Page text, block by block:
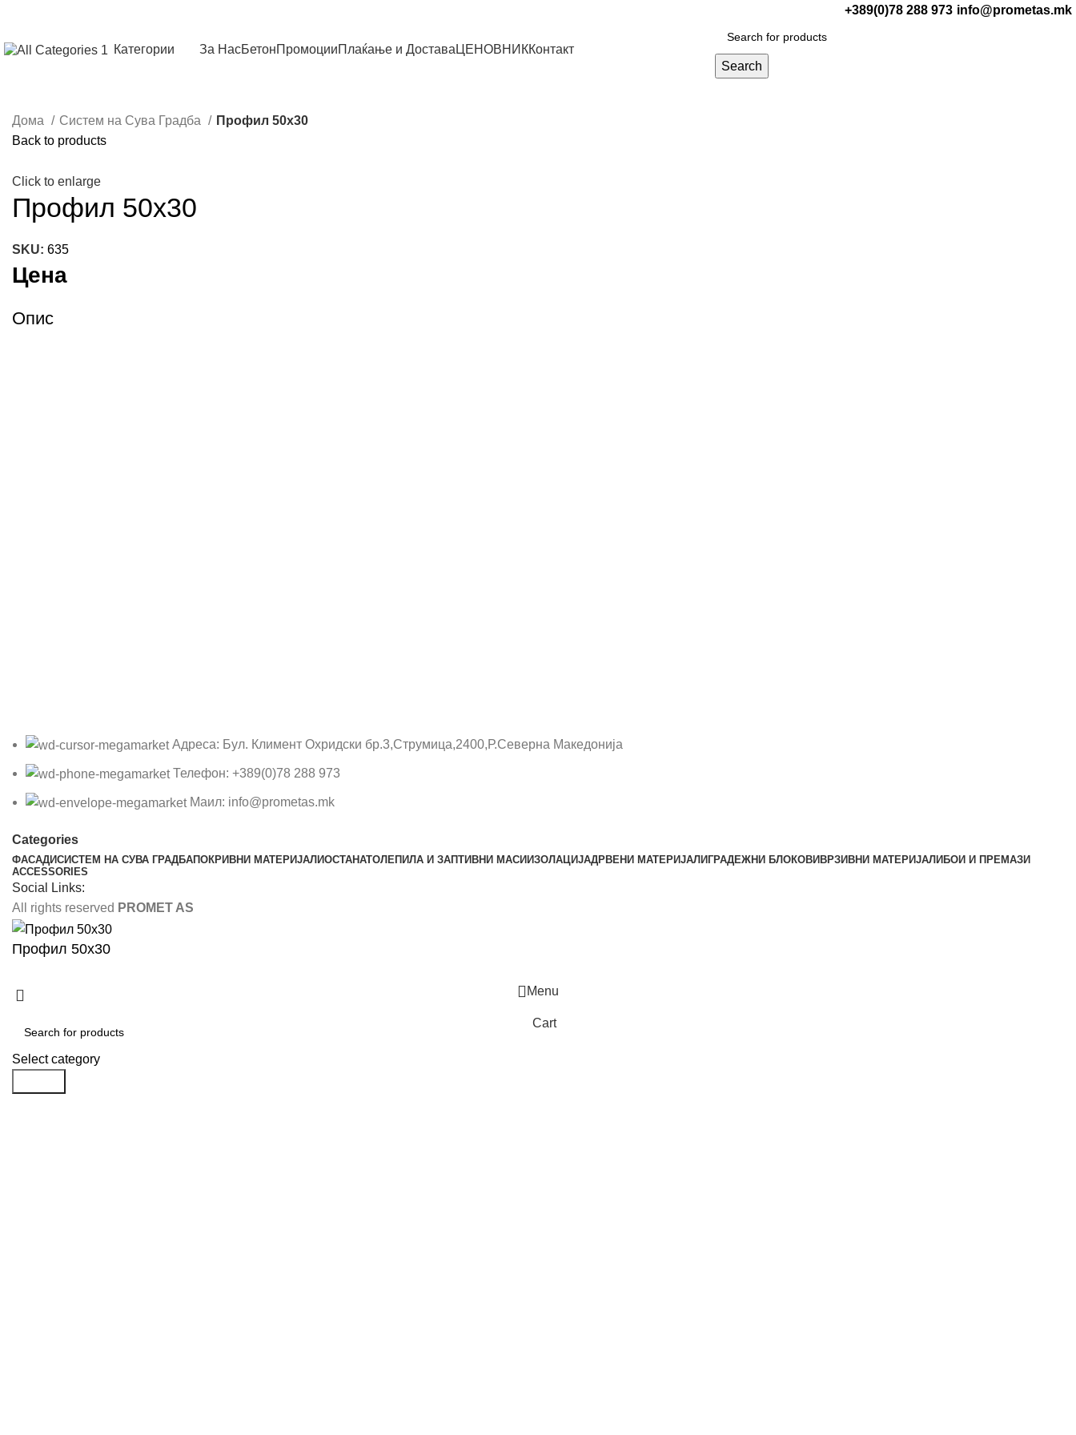
+389(0)78 288 973 info@prometas.mk
Категории За НасБетонПромоцииПлаќање и Достава ЦЕНОВНИККонтакт
Search
Дома Систем на Сува Градба
Профил 50х30
Back to products
Click to enlarge
Профил 50х30
SKU: 635
Цена
Опис
Адреса: Бул. Климент Охридски бр.3,Струмица,2400,Р.Северна Македонија
Телефон: +389(0)78 288 973
Маил: info@prometas.mk
Categories
ФАСАДИСИСТЕМ НА СУВА ГРАДБАПОКРИВНИ МАТЕРИЈАЛИОСТАНАТОЛЕПИЛА И ЗАПТИВНИ МАСИ ИЗОЛАЦИЈАДРВЕНИ МАТЕРИЈАЛИ ГРАДЕЖНИ БЛОКОВИ ВРЗИВНИ МАТЕРИЈАЛИ БОИ И ПРЕМАЗИ
ACCESSORIES
Social Links:
All rights reserved PROMET AS
Профил 50х30
Select category
Menu
Cart